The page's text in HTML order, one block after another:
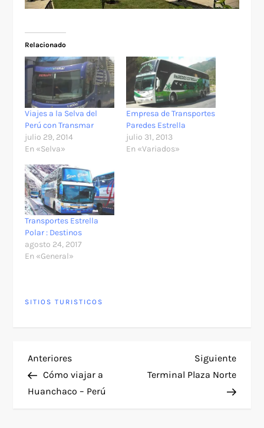
Relacionado
Viajes a la Selva del
Perú con Transmar
julio 29, 2014
En «Selva»
Empresa de Transportes
Paredes Estrella
julio 31, 2013
En «Variados»
Transportes Estrella
Polar : Destinos
agosto 24, 2017
En «General»
SITIOS TURISTICOS
N
a
Entrada
anterior
Anteriores
Cómo viajar a
Huanchaco – Perú
Siguiente
Terminal Plaza Norte